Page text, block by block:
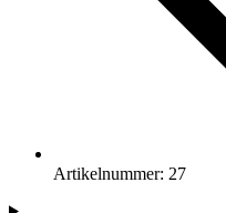
Artikelnummer: 27